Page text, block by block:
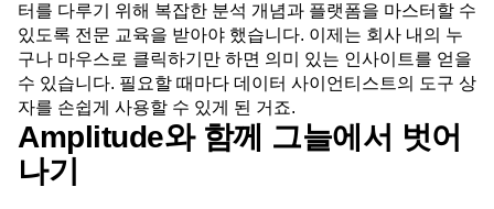
터를 다루기 위해 복잡한 분석 개념과 플랫폼을 마스터할 수
있도록 전문 교육을 받아야 했습니다. 이제는 회사 내의 누
구나 마우스로 클릭하기만 하면 의미 있는 인사이트를 얻을
수 있습니다. 필요할 때마다 데이터 사이언티스트의 도구 상
자를 손쉽게 사용할 수 있게 된 거죠.
Amplitude와 함께 그늘에서 벗어
나기